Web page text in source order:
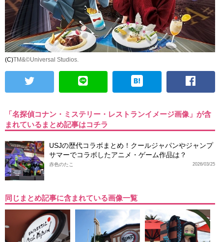
(C)TM&©Universal Studios.
「名探偵コナン・ミステリー・レストランイメージ画像」が含
まれているまとめ記事はコチラ
USJの歴代コラボまとめ！クールジャパンやジャンプ
サマーでコラボしたアニメ・ゲーム作品は？
2026/03/25
赤色のたこ
同じまとめ記事に含まれている画像一覧